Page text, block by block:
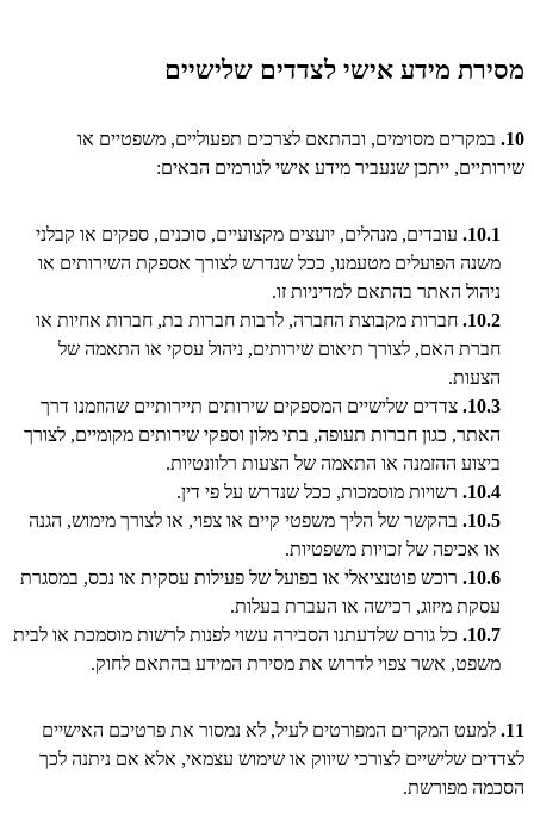
מסירת מידע אישי לצדדים שלישיים
10. במקרים מסוימים, ובהתאם לצרכים תפעוליים, משפטיים או
שירותיים, ייתכן שנעביר מידע אישי לגורמים הבאים:
10.1. עובדים, מנהלים, יועצים מקצועיים, סוכנים, ספקים או קבלני
משנה הפועלים מטעמנו, ככל שנדרש לצורך אספקת השירותים או
ניהול האתר בהתאם למדיניות זו.
10.2. חברות מקבוצת החברה, לרבות חברות בת, חברות אחיות או
חברת האם, לצורך תיאום שירותים, ניהול עסקי או התאמה של
הצעות.
10.3. צדדים שלישיים המספקים שירותים תיירותיים שהוזמנו דרך
האתר, כגון חברות תעופה, בתי מלון וספקי שירותים מקומיים, לצורך
ביצוע ההזמנה או התאמה של הצעות רלוונטיות.
10.4. רשויות מוסמכות, ככל שנדרש על פי דין.
10.5. בהקשר של הליך משפטי קיים או צפוי, או לצורך מימוש, הגנה
או אכיפה של זכויות משפטיות.
10.6. רוכש פוטנציאלי או בפועל של פעילות עסקית או נכס, במסגרת
עסקת מיזוג, רכישה או העברת בעלות.
10.7. כל גורם שלדעתנו הסבירה עשוי לפנות לרשות מוסמכת או לבית
משפט, אשר צפוי לדרוש את מסירת המידע בהתאם לחוק.
11. למעט המקרים המפורטים לעיל, לא נמסור את פרטיכם האישיים
לצדדים שלישיים לצורכי שיווק או שימוש עצמאי, אלא אם ניתנה לכך
הסכמה מפורשת.